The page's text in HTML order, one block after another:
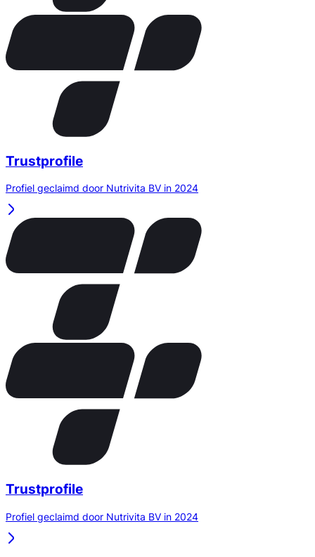
Trustprofile
Profiel geclaimd door Nutrivita BV in 2024
Trustprofile
Profiel geclaimd door Nutrivita BV in 2024